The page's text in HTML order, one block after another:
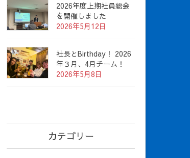
2026年度上期社員総会
を開催しました
2026年5月12日
社長とBirthday！ 2026
年３月、4月チーム！
2026年5月8日
カテゴリー